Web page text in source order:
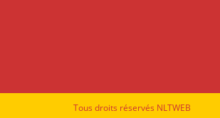
Tous droits réservés NLTWEB